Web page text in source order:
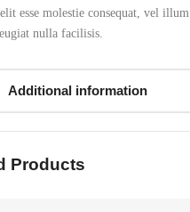
esse molestie consequat, vel illum
nulla facilisis.
Additional information
Products